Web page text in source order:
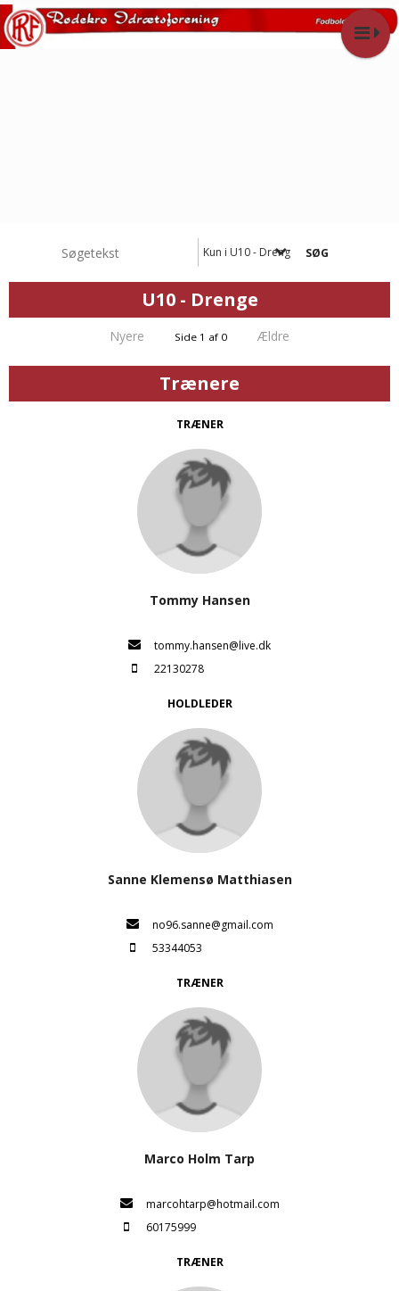
Kun i U10 - Drenge
U10 - Drenge
Nyere Side 1 af 0 Ældre
Trænere
TRÆNER
Tommy Hansen
tommy.hansen@live.dk
22130278
HOLDLEDER
Sanne Klemensø Matthiasen
no96.sanne@gmail.com
53344053
TRÆNER
Marco Holm Tarp
marcohtarp@hotmail.com
60175999
TRÆNER